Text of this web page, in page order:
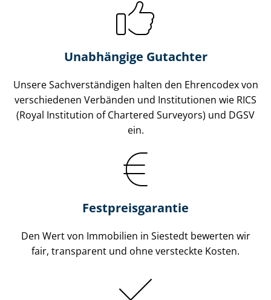
Unabhängige Gutachter
Unsere Sach­ver­stän­di­gen halten den Ehrencodex von
verschiedenen Verbänden und Institutionen wie RICS
(Royal Institution of Chartered Surveyors) und DGSV
ein.
Festpreis​garantie
Den Wert von Immobilien in Siestedt bewerten wir
fair, transparent und ohne versteckte Kosten.